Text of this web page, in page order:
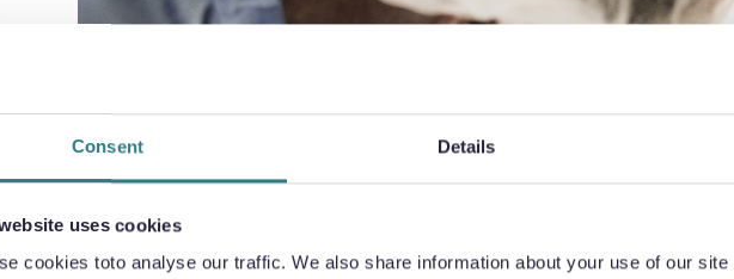
Consent Details
uses cookies
cookies toto analyse our traffic. We also share information about your use of our